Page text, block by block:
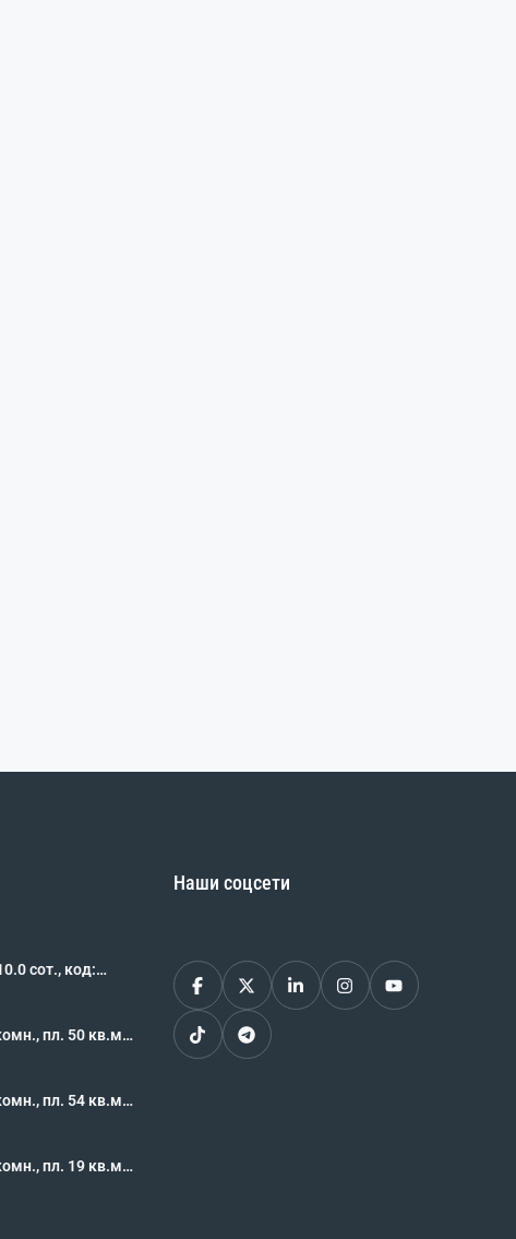
сот., код:
пл. 50 кв.м.,
462483
пл. 54 кв.м.,
462469
пл. 19 кв.м.,
462468
Наши соцсети